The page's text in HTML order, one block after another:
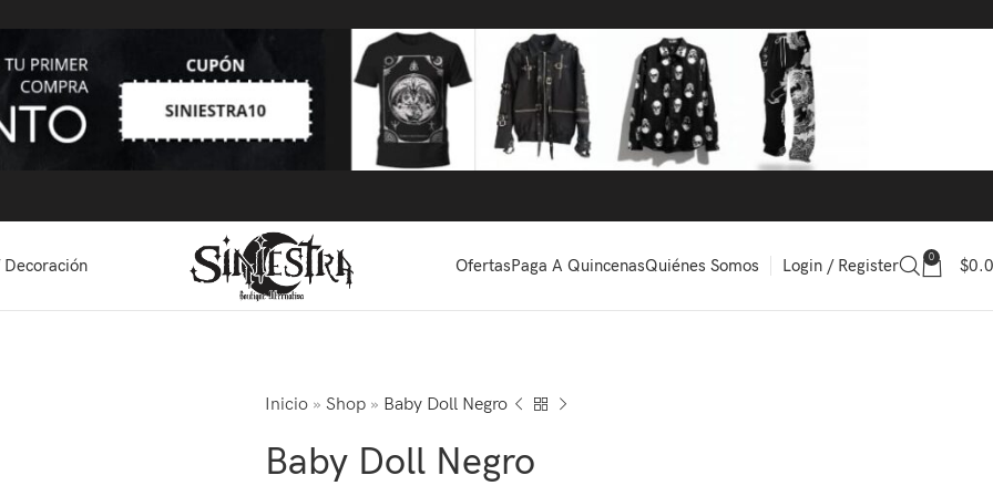
OfertasPaga A QuincenasQuiénes Somos Login / Register 0 $
Inicio » Shop » Baby Doll Negro
Baby Doll Negro